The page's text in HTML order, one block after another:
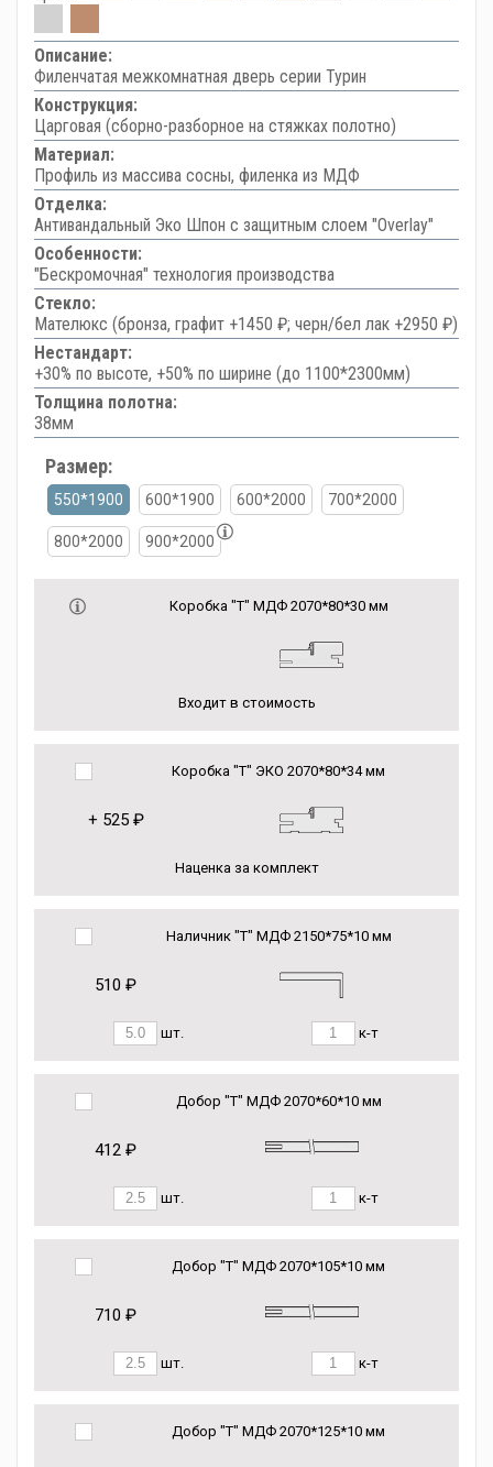
Описание:
Филенчатая межкомнатная дверь серии Турин
Конструкция:
Царговая (сборно-разборное на стяжках полотно)
Материал:
Профиль из массива сосны, филенка из МДФ
Отделка:
Антивандальный Эко Шпон с защитным слоем "Overlay"
Особенности:
"Бескромочная" технология производства
Стекло:
Мателюкс (бронза, графит +1450 ₽; черн/бел лак +2950 ₽)
Нестандарт:
+30% по высоте, +50% по ширине (до 1100*2300мм)
Толщина полотна:
38мм
Размер:
550*1900 600*1900 600*2000 700*2000
800*2000 900*2000
Коробка "Т" МДФ 2070*80*30 мм
Входит в стоимость
Коробка "Т" ЭКО 2070*80*34 мм
+ 525 ₽
Наценка за комплект
Наличник "Т" МДФ 2150*75*10 мм
510 ₽
шт. к-т
Добор "Т" МДФ 2070*60*10 мм
412 ₽
шт. к-т
Добор "Т" МДФ 2070*105*10 мм
710 ₽
шт. к-т
Добор "Т" МДФ 2070*125*10 мм